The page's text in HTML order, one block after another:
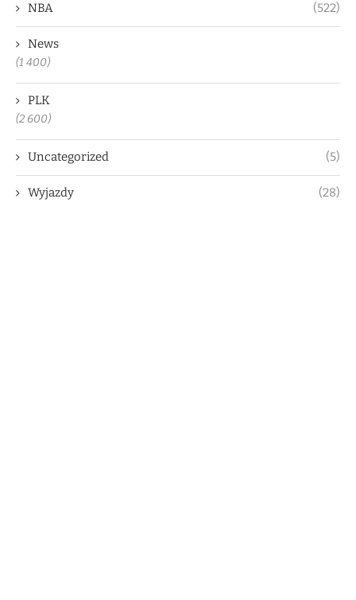
NBA (522)
News
(1 400)
PLK
(2 600)
Uncategorized (5)
Wyjazdy (28)